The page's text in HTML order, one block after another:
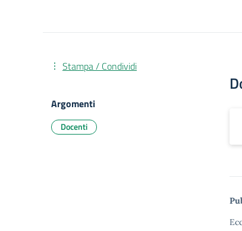
Stampa / Condividi
Argomenti
Docenti